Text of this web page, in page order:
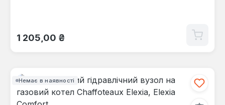
Звичайна ціна:
1 205,00 ₴
Немає в наявності